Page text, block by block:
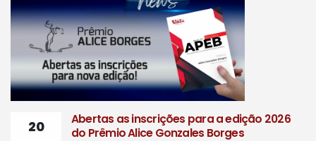
20
Abertas as inscrições para a edição 2026
do Prêmio Alice Gonzales Borges